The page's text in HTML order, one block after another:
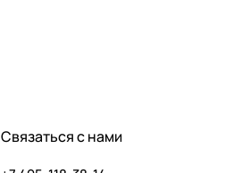
Связаться с нами